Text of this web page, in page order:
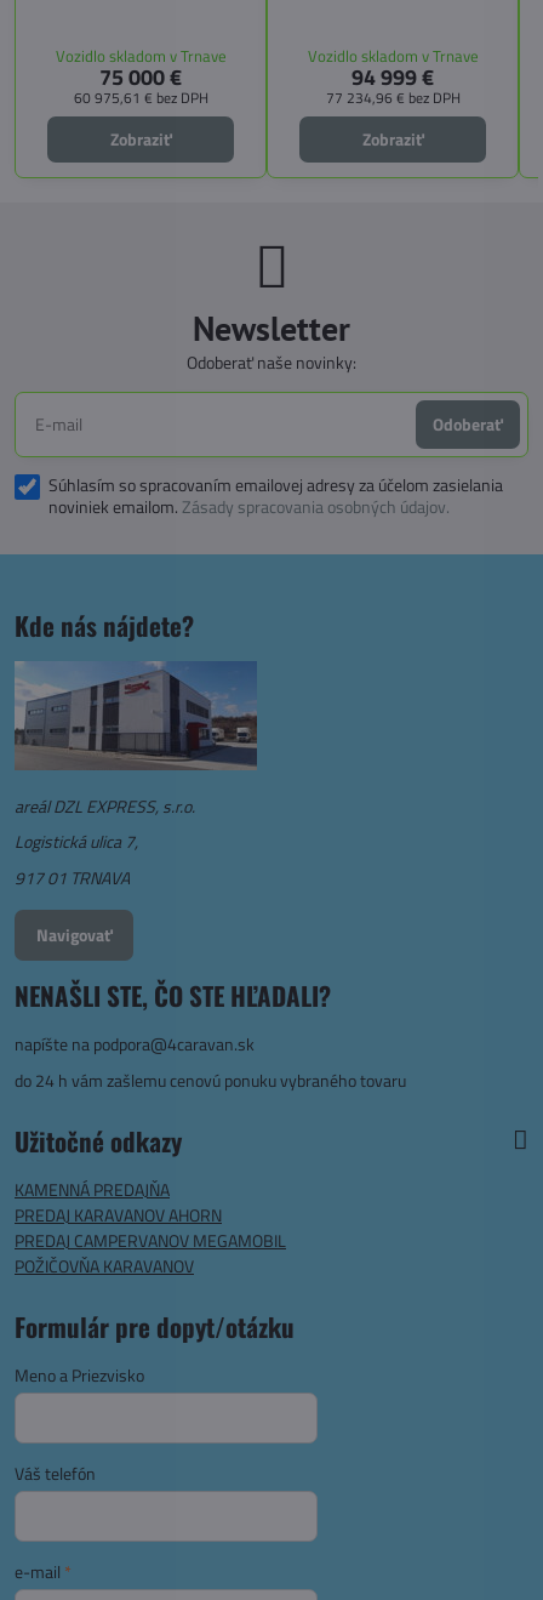
pozdĺžnemu lôžku a možnosti
doplniť predné prídavné lôžko.
Vozidlo skladom v Trnave
75 000 €
60 975,61 € bez DPH
Zobraziť
CITY, TECHNO, SICHERHEIT a
MEGA WINTER získate maximálnu
bezpečnosť, pohodlie a
technologické inovácie. Ideálna
voľba pre tých, ktorí hľadajú luxus,
funkčnosť a slobodu na cestách.
Vozidlo skladom v Trnave
94 999 €
77 234,96 € bez DPH
Zobraziť
Newsletter
Odoberať naše novinky:
Odoberať
Súhlasím so spracovaním emailovej adresy za účelom zasielania
noviniek emailom.Zásady spracovania osobných údajov.
Kde nás nájdete?
areál DZL EXPRESS, s.r.o.
Logistická ulica 7,
917 01 TRNAVA
Navigovať
NENAŠLI STE, ČO STE HĽADALI?
napíšte napodpora@4caravan.sk
do 24 h vám zašlemu cenovú ponuku vybraného tovaru
Užitočné odkazy
KAMENNÁ PREDAJŇA
PREDAJ KARAVANOV AHORN
PREDAJ CAMPERVANOV MEGAMOBIL
POŽIČOVŇA KARAVANOV
Formulár pre dopyt/otázku
Meno a Priezvisko
Váš telefón
e-mail *